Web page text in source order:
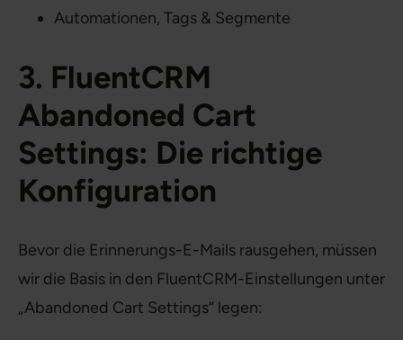
Automationen, Tags & Segmente
3. FluentCRM
Abandoned Cart
Settings: Die richtige
Konfiguration
Bevor die Erinnerungs-E-Mails rausgehen, müssen
wir die Basis in den FluentCRM-Einstellungen unter
„Abandoned Cart Settings“ legen: